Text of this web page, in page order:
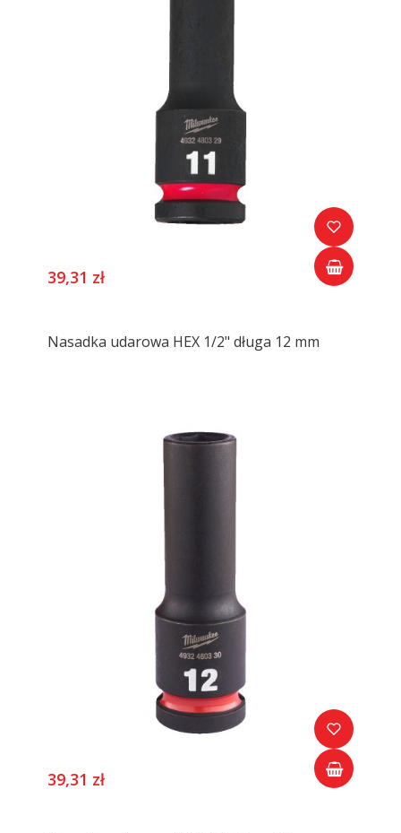
39,31 zł
Nasadka udarowa HEX 1/2" długa 12 mm
39,31 zł